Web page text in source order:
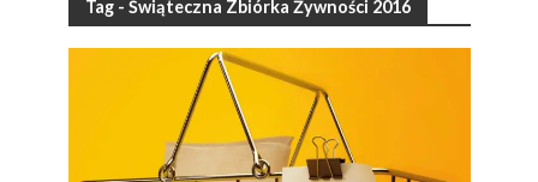
Tag - Świąteczna Zbiórka Żywności 2016